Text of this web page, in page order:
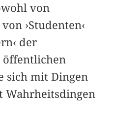
von
›Studenten‹
der
öffentlichen
sich mit Dingen
Wahrheitsdingen